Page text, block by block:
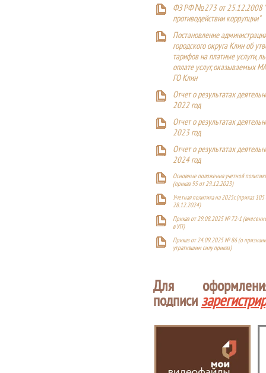
ФЗ РФ №273 от 25.12.2008
противодействии коррупции"
Постановление
городского округа Клин об
тарифов на платные услуги,
оплате услуг, оказываемых
ГО Клин
Отчет о результатах
2022 год
Отчет о результатах
2023 год
Отчет о результатах
2024 год
Основные положения учетной
(приказ 95 от 29.12.2023)
Учетная политика на 2025г. (приказ 105
28.12.2024)
Приказ от 29.08.2025 № 72-1
в УП)
Приказ от 24.09.2025 № 86 (о
утратившим силу приказ)
Для
подписи